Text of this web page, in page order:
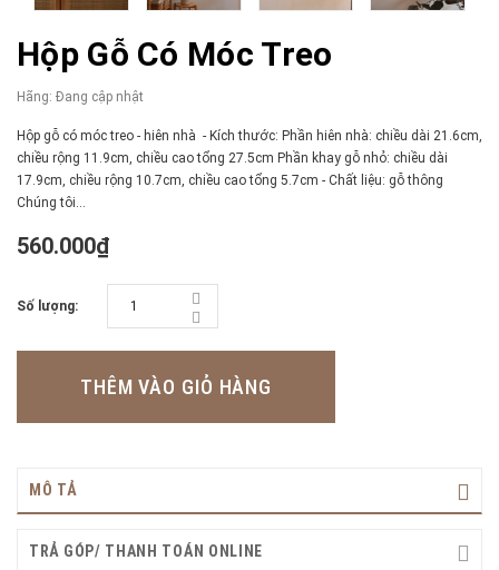
Hộp Gỗ Có Móc Treo
Hãng: Đang cập nhật
Hộp gỗ có móc treo - hiên nhà - Kích thước: Phần hiên nhà: chiều dài 21.6cm,
chiều rộng 11.9cm, chiều cao tổng 27.5cm Phần khay gỗ nhỏ: chiều dài
17.9cm, chiều rộng 10.7cm, chiều cao tổng 5.7cm - Chất liệu: gỗ thông
Chúng tôi...
560.000₫
Số lượng:
THÊM VÀO GIỎ HÀNG
MÔ TẢ
TRẢ GÓP/ THANH TOÁN ONLINE